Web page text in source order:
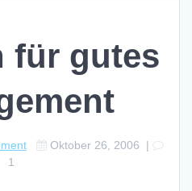
für gutes
Oktober 26, 2006 |
1